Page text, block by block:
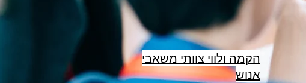
הקמה ולווי צוותי משאבי
אנוש